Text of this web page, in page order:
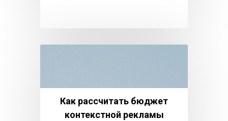
Как рассчитать бюджет
контекстной рекламы